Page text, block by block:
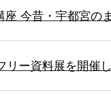
座 今昔・宇都宮
リー資料展を開催し